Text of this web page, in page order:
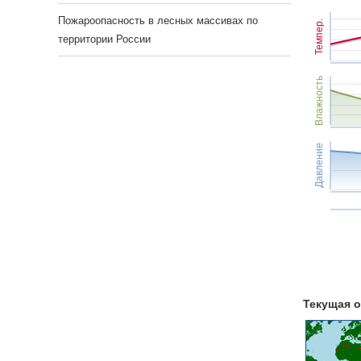
Темпер.
Влажность
Давление
Текущая
Пожароопасность в лесных массивах по
территории России